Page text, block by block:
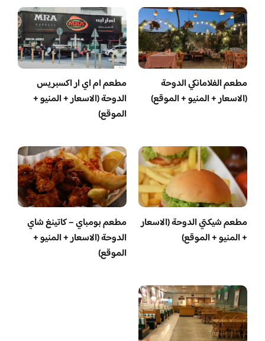
مطعم الفلامانكي الدوحة
(الاسعار + المنيو + الموقع)
مطعم ام اي ار اكسبريس
الدوحة (الاسعار + المنيو +
الموقع)
مطعم شيكتي الدوحة (الاسعار
+ المنيو + الموقع)
مطعم بومباي – كاتينغ شاي
الدوحة (الاسعار + المنيو +
الموقع)